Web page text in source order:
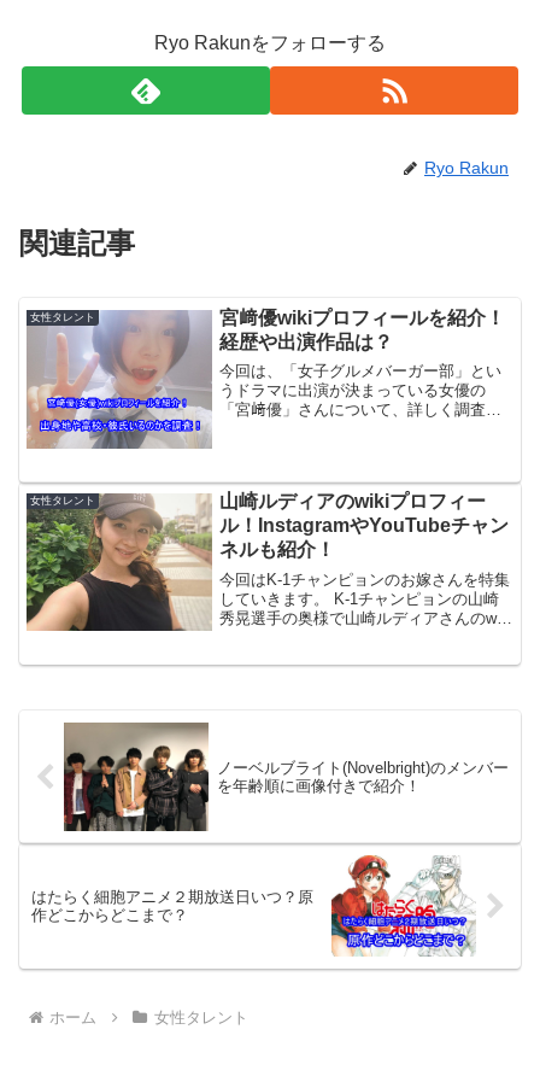
Ryo Rakunをフォローする
Ryo Rakun
関連記事
女性タレント
宮﨑優wikiプロフィールを紹介！
経歴や出演作品は？
今回は、「女子グルメバーガー部」とい
うドラマに出演が決まっている女優の
「宮﨑優」さんについて、詳しく調査し
ました。 こんな子に彼氏...
女性タレント
山崎ルディアのwikiプロフィー
ル！InstagramやYouTubeチャン
ネルも紹介！
今回はK-1チャンピョンのお嫁さんを特集
していきます。 K-1チャンピョンの山崎
秀晃選手の奥様で山崎ルディアさんのwiki
ノーベルブライト(Novelbright)のメンバー
を年齢順に画像付きで紹介！
はたらく細胞アニメ２期放送日いつ？原
作どこからどこまで？
ホーム 女性タレント